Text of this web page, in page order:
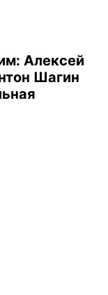
Алексей
Шагин